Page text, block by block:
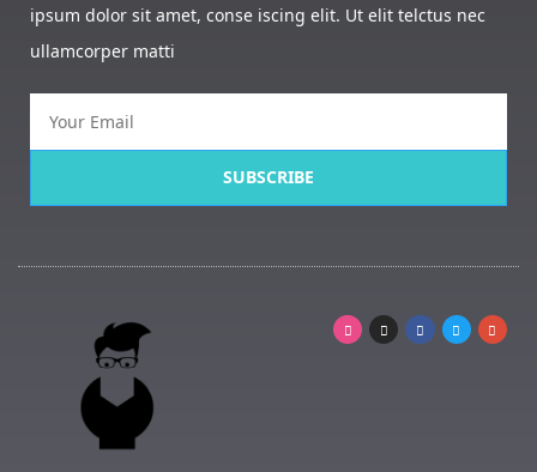
ipsum dolor sit amet, conse iscing elit. Ut elit telctus nec
ullamcorper matti
SUBSCRIBE